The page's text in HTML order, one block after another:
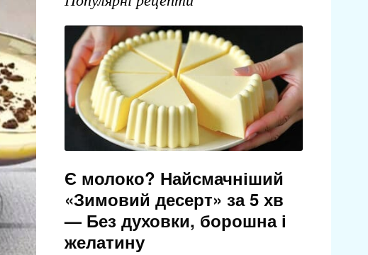
Є молоко? Найсмачніший
«Зимовий десерт» за 5 хв
— Без духовки, борошна і
желатину